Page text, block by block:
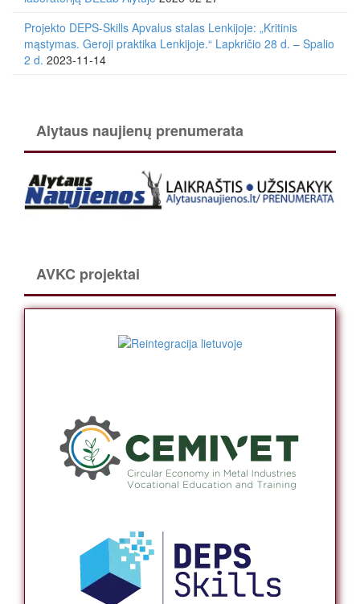
Projekto DEPS-Skills Apvalus stalas Lenkijoje: „Kritinis
mąstymas. Geroji praktika Lenkijoje.“ Lapkričio 28 d. – Spalio
2 d. 2023-11-14
Alytaus naujienų prenumerata
AVKC projektai